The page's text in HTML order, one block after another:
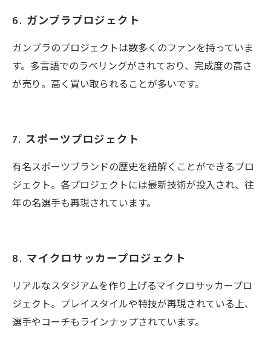
6. ガンプラプロジェクト
ガンプラのプロジェクトは数多くのファンを持っていま
す。多言語でのラベリングがされており、完成度の高さ
が売り。高く買い取られることが多いです。
7. スポーツプロジェクト
有名スポーツブランドの歴史を紐解くことができるプロ
ジェクト。各プロジェクトには最新技術が投入され、往
年の名選手も再現されています。
8. マイクロサッカープロジェクト
リアルなスタジアムを作り上げるマイクロサッカープロ
ジェクト。プレイスタイルや特技が再現されている上、
選手やコーチもラインナップされています。